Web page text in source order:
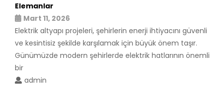
Elemanlar
Mart 11, 2026
Elektrik altyapı projeleri, şehirlerin enerji ihtiyacını güvenli
ve kesintisiz şekilde karşılamak için büyük önem taşır.
Günümüzde modern şehirlerde elektrik hatlarının önemli
bir
admin